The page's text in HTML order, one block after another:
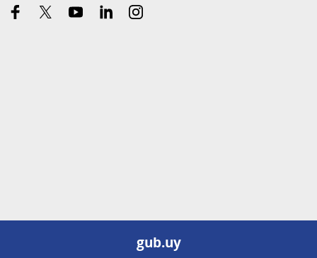
facebook youtubelinkedininstagram
gub.uy